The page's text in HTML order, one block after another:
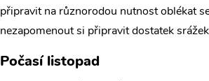
připravit na různorodou nutnost oblékat
nezapomenout si připravit dostatek
Počasí listopad